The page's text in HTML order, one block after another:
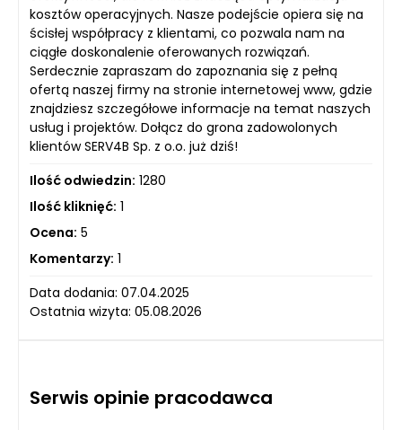
kosztów operacyjnych. Nasze podejście opiera się na
ścisłej współpracy z klientami, co pozwala nam na
ciągłe doskonalenie oferowanych rozwiązań.
Serdecznie zapraszam do zapoznania się z pełną
ofertą naszej firmy na stronie internetowej www, gdzie
znajdziesz szczegółowe informacje na temat naszych
usług i projektów. Dołącz do grona zadowolonych
klientów SERV4B Sp. z o.o. już dziś!
Ilość odwiedzin: 1280
Ilość kliknięć: 1
Ocena: 5
Komentarzy: 1
Data dodania: 07.04.2025
Ostatnia wizyta: 05.08.2026
Serwis opinie pracodawca